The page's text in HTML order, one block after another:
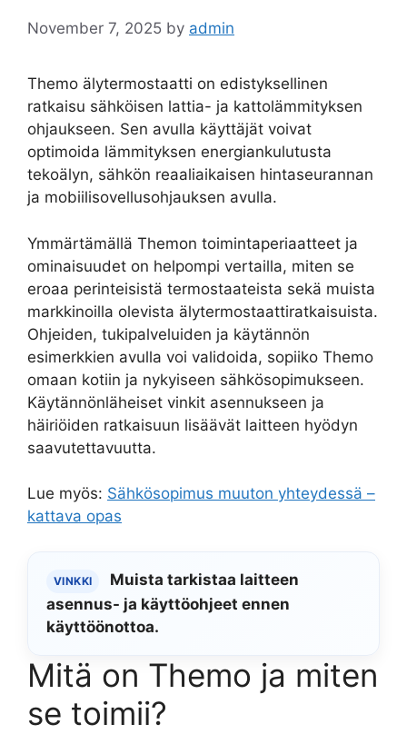
November 7, 2025 by admin
Themo älytermostaatti on edistyksellinen
ratkaisu sähköisen lattia- ja kattolämmityksen
ohjaukseen. Sen avulla käyttäjät voivat
optimoida lämmityksen energiankulutusta
tekoälyn, sähkön reaaliaikaisen hintaseurannan
ja mobiilisovellusohjauksen avulla.
Ymmärtämällä Themon toimintaperiaatteet ja
ominaisuudet on helpompi vertailla, miten se
eroaa perinteisistä termostaateista sekä muista
markkinoilla olevista älytermostaattiratkaisuista.
Ohjeiden, tukipalveluiden ja käytännön
esimerkkien avulla voi validoida, sopiiko Themo
omaan kotiin ja nykyiseen sähkösopimukseen.
Käytännönläheiset vinkit asennukseen ja
häiriöiden ratkaisuun lisäävät laitteen hyödyn
saavutettavuutta.
Lue myös: Sähkösopimus muuton yhteydessä –
kattava opas
VINKKI
Muista tarkistaa laitteen
asennus- ja käyttöohjeet ennen
käyttöönottoa.
Mitä on Themo ja miten
se toimii?